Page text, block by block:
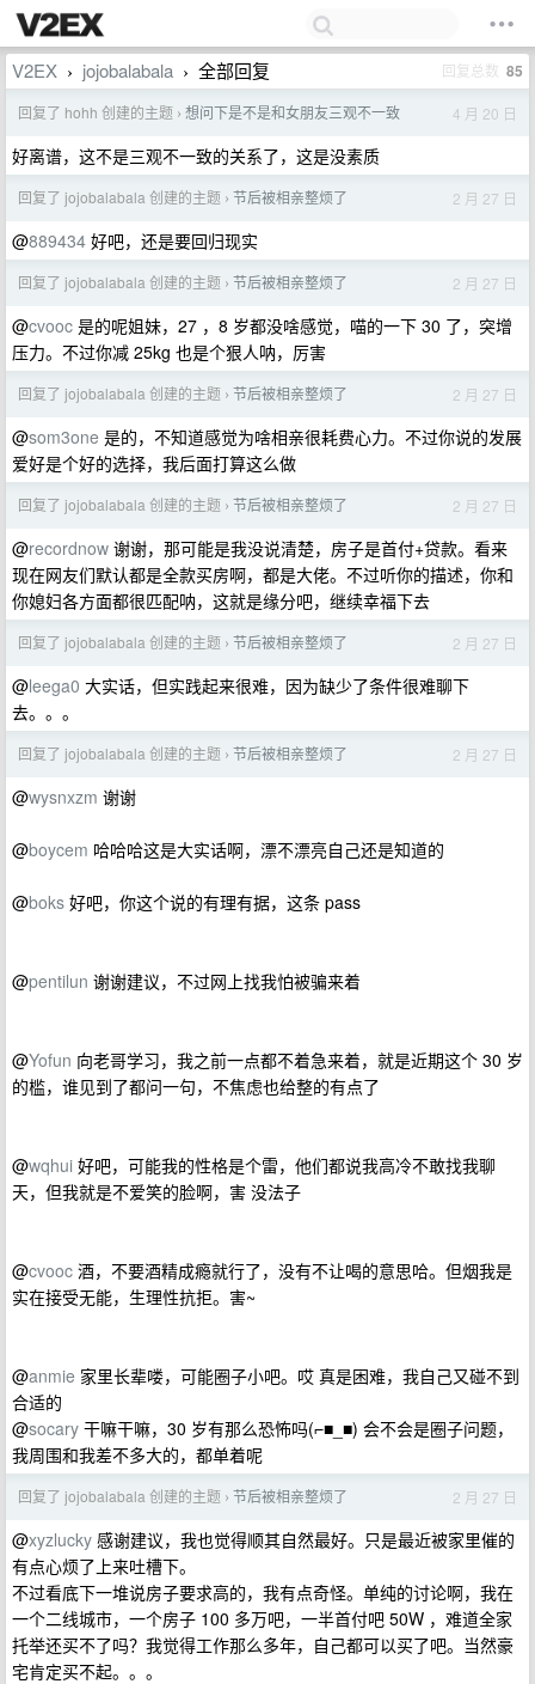
V2EX › jojobalabala › 全部回复 回复总数 85
回复了 hohh 创建的主题 › 想问下是不是和女朋友三观不一致 4 月 20 日
好离谱，这不是三观不一致的关系了，这是没素质
回复了 jojobalabala 创建的主题 › 节后被相亲整烦了 2 月 27 日
@889434 好吧，还是要回归现实
回复了 jojobalabala 创建的主题 › 节后被相亲整烦了 2 月 27 日
@cvooc 是的呢姐妹，27 ，8 岁都没啥感觉，喵的一下 30 了，突增
压力。不过你减 25kg 也是个狠人呐，厉害
回复了 jojobalabala 创建的主题 › 节后被相亲整烦了 2 月 27 日
@som3one 是的，不知道感觉为啥相亲很耗费心力。不过你说的发展
爱好是个好的选择，我后面打算这么做
回复了 jojobalabala 创建的主题 › 节后被相亲整烦了 2 月 27 日
@recordnow 谢谢，那可能是我没说清楚，房子是首付+贷款。看来
现在网友们默认都是全款买房啊，都是大佬。不过听你的描述，你和
你媳妇各方面都很匹配呐，这就是缘分吧，继续幸福下去
回复了 jojobalabala 创建的主题 › 节后被相亲整烦了 2 月 27 日
@leega0 大实话，但实践起来很难，因为缺少了条件很难聊下
去。。。
回复了 jojobalabala 创建的主题 › 节后被相亲整烦了 2 月 27 日
@wysnxzm 谢谢
@boycem 哈哈哈这是大实话啊，漂不漂亮自己还是知道的
@boks 好吧，你这个说的有理有据，这条 pass
@pentilun 谢谢建议，不过网上找我怕被骗来着
@Yofun 向老哥学习，我之前一点都不着急来着，就是近期这个 30 岁
的槛，谁见到了都问一句，不焦虑也给整的有点了
@wqhui 好吧，可能我的性格是个雷，他们都说我高冷不敢找我聊
天，但我就是不爱笑的脸啊，害 没法子
@cvooc 酒，不要酒精成瘾就行了，没有不让喝的意思哈。但烟我是
实在接受无能，生理性抗拒。害~
@anmie 家里长辈喽，可能圈子小吧。哎 真是困难，我自己又碰不到
合适的
@socary 干嘛干嘛，30 岁有那么恐怖吗(⌐■_■) 会不会是圈子问题，
我周围和我差不多大的，都单着呢
回复了 jojobalabala 创建的主题 › 节后被相亲整烦了 2 月 27 日
@xyzlucky 感谢建议，我也觉得顺其自然最好。只是最近被家里催的
有点心烦了上来吐槽下。
不过看底下一堆说房子要求高的，我有点奇怪。单纯的讨论啊，我在
一个二线城市，一个房子 100 多万吧，一半首付吧 50W ，难道全家
托举还买不了吗？我觉得工作那么多年，自己都可以买了吧。当然豪
宅肯定买不起。。。